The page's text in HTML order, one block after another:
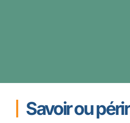
Savoir ou périr